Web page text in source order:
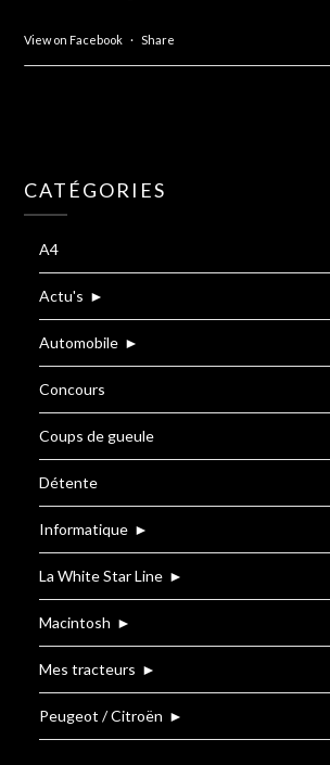
View on Facebook · Share
CATÉGORIES
A4
Actu's ►
Automobile ►
Concours
Coups de gueule
Détente
Informatique ►
La White Star Line ►
Macintosh ►
Mes tracteurs ►
Peugeot / Citroën ►